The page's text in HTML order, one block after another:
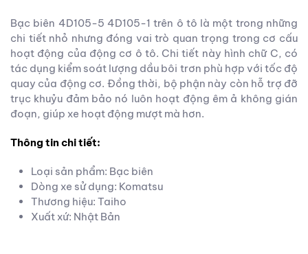
Bạc biên 4D105-5 4D105-1 trên ô tô là một trong những
chi tiết nhỏ nhưng đóng vai trò quan trọng trong cơ cấu
hoạt động của động cơ ô tô. Chi tiết này hình chữ C, có
tác dụng kiểm soát lượng dầu bôi trơn phù hợp với tốc độ
quay của động cơ. Đồng thời, bộ phận này còn hỗ trợ đỡ
trục khuỷu đảm bảo nó luôn hoạt động êm ả không gián
đoạn, giúp xe hoạt động mượt mà hơn.
Thông tin chi tiết:
Loại sản phẩm: Bạc biên
Dòng xe sử dụng: Komatsu
Thương hiệu: Taiho
Xuất xứ: Nhật Bản